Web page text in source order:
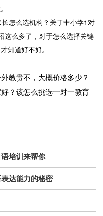
怎么选机构？关于中小学1对
这么多了，对于怎么选择关键
知道好不好。
教贵不，大概价格多少？
？该怎么挑选一对一教育
培训来帮你
达能力的秘密